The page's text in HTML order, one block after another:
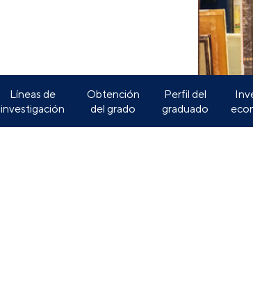
Líneas de
investigación
Obtención
del grado
Perfil del
graduado